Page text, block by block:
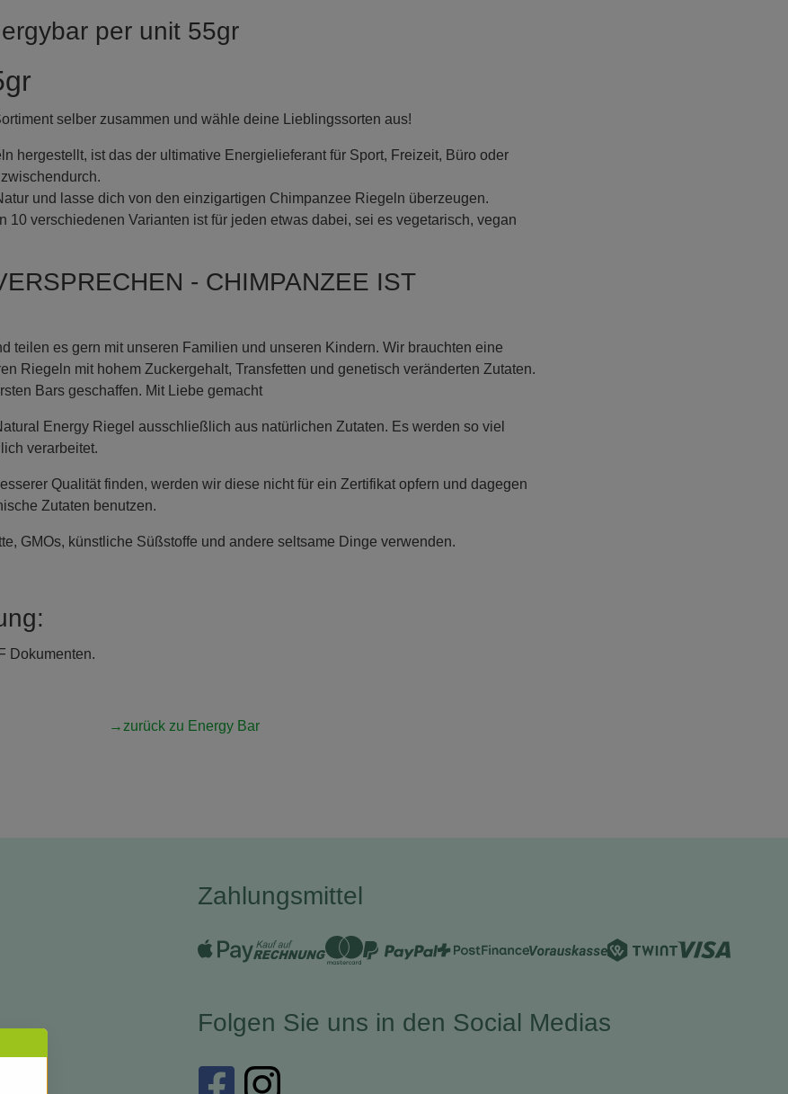
per unit 55gr
selber zusammen und wähle deine Lieblingssorten aus!
hergestellt, ist das der ultimative Energielieferant für Sport, Freizeit, Büro oder
und lasse dich von den einzigartigen Chimpanzee Riegeln überzeugen.
10 verschiedenen Varianten ist für jeden etwas dabei, sei es vegetarisch, vegan
- CHIMPANZEE IST
teilen es gern mit unseren Familien und unseren Kindern. Wir brauchten eine
Riegeln mit hohem Zuckergehalt, Transfetten und genetisch veränderten Zutaten.
Bars geschaffen. Mit Liebe gemacht
Energy Riegel ausschließlich aus natürlichen Zutaten. Es werden so viel
verarbeitet.
Qualität finden, werden wir diese nicht für ein Zertifikat opfern und dagegen
Zutaten benutzen.
GMOs, künstliche Süßstoffe und andere seltsame Dinge verwenden.
Dokumenten.
→zurück zu Energy Bar
Zahlungsmittel
Folgen Sie uns in den Social Medias